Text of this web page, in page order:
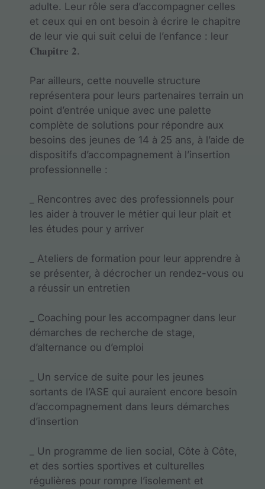
adulte. Leur rôle sera d’accompagner celles
et ceux qui en ont besoin à écrire le chapitre
de leur vie qui suit celui de l’enfance : leur
𝐂𝐡𝐚𝐩𝐢𝐭𝐫𝐞 𝟐.
Par ailleurs, cette nouvelle structure
représentera pour leurs partenaires terrain un
point d’entrée unique avec une palette
complète de solutions pour répondre aux
besoins des jeunes de 14 à 25 ans, à l’aide de
dispositifs d’accompagnement à l’insertion
professionnelle :
_ Rencontres avec des professionnels pour
les aider à trouver le métier qui leur plait et
les études pour y arriver
_ Ateliers de formation pour leur apprendre à
se présenter, à décrocher un rendez-vous ou
a réussir un entretien
_ Coaching pour les accompagner dans leur
démarches de recherche de stage,
d’alternance ou d’emploi
_ Un service de suite pour les jeunes
sortants de l’ASE qui auraient encore besoin
d’accompagnement dans leurs démarches
d’insertion
_ Un programme de lien social, Côte à Côte,
et des sorties sportives et culturelles
régulières pour rompre l’isolement et